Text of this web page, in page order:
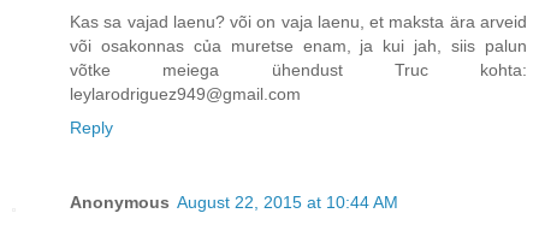
Kas sa vajad laenu? või on vaja laenu, et maksta ära arveid
või osakonnas của muretse enam, ja kui jah, siis palun
võtke meiega ühendust Truc kohta:
leylarodriguez949@gmail.com
Reply
Anonymous August 22, 2015 at 10:44 AM